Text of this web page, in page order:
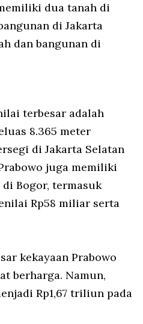
dua tanah di
di Jakarta
dan bangunan di
terbesar adalah
8.365 meter
di Jakarta Selatan
juga memiliki
Bogor, termasuk
Rp58 miliar serta
kekayaan Prabowo
berharga. Namun,
Rp1,67 triliun pada